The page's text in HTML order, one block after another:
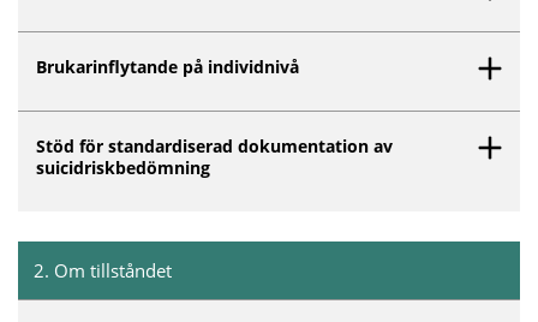
Brukarinflytande på individnivå
Stöd för standardiserad dokumentation av
suicidriskbedömning
2. Om tillståndet